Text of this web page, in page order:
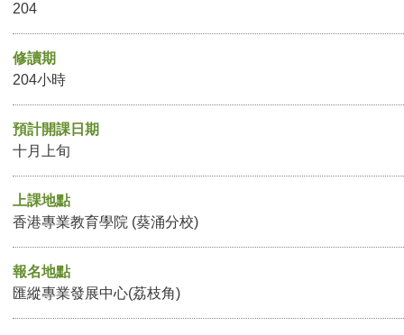
204
修讀期
204小時
預計開課日期
十月上旬
上課地點
香港專業教育學院 (葵涌分校)
報名地點
匯縱專業發展中心(荔枝角)